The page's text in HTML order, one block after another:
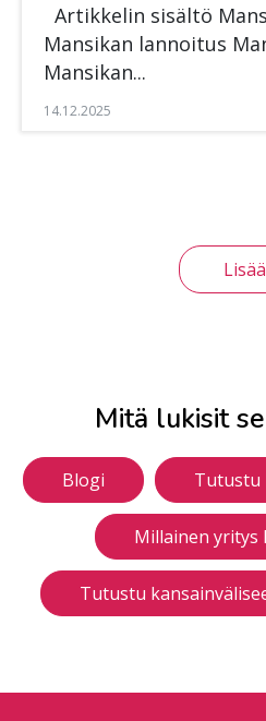
Ar­tik­ke­lin si­säl­tö
Man­si­kan lan­noi­tus
Man­si­kan...
14.12.2025
Lisää
Mitä lukisit
Blogi Tutustu
Millainen yritys
Tutustu